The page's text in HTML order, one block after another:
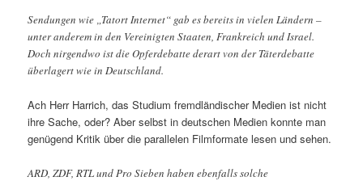
Sendungen wie „Tatort Internet“ gab es bereits in vielen Ländern –
unter anderem in den Vereinigten Staaten, Frankreich und Israel.
Doch nirgendwo ist die Opferdebatte derart von der Täterdebatte
überlagert wie in Deutschland.
Ach Herr Harrich, das Studium fremdländischer Medien ist nicht
ihre Sache, oder? Aber selbst in deutschen Medien konnte man
genügend Kritik über die parallelen Filmformate lesen und sehen.
ARD, ZDF, RTL und Pro Sieben haben ebenfalls solche